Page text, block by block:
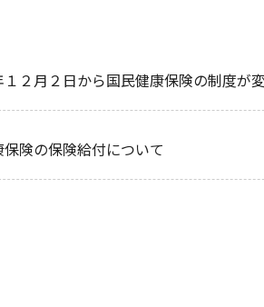
２月２日から国民健康保険の制度が
険の保険給付について